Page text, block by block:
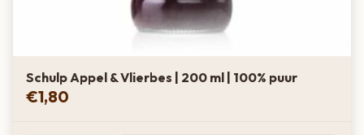
Schulp Appel & Vlierbes | 200 ml | 100% puur
€1,80